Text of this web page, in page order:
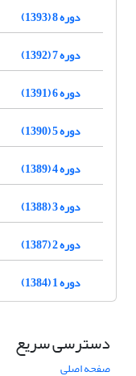
دوره 8 (1393)
دوره 7 (1392)
دوره 6 (1391)
دوره 5 (1390)
دوره 4 (1389)
دوره 3 (1388)
دوره 2 (1387)
دوره 1 (1384)
دسترسی سریع
صفحه اصلی